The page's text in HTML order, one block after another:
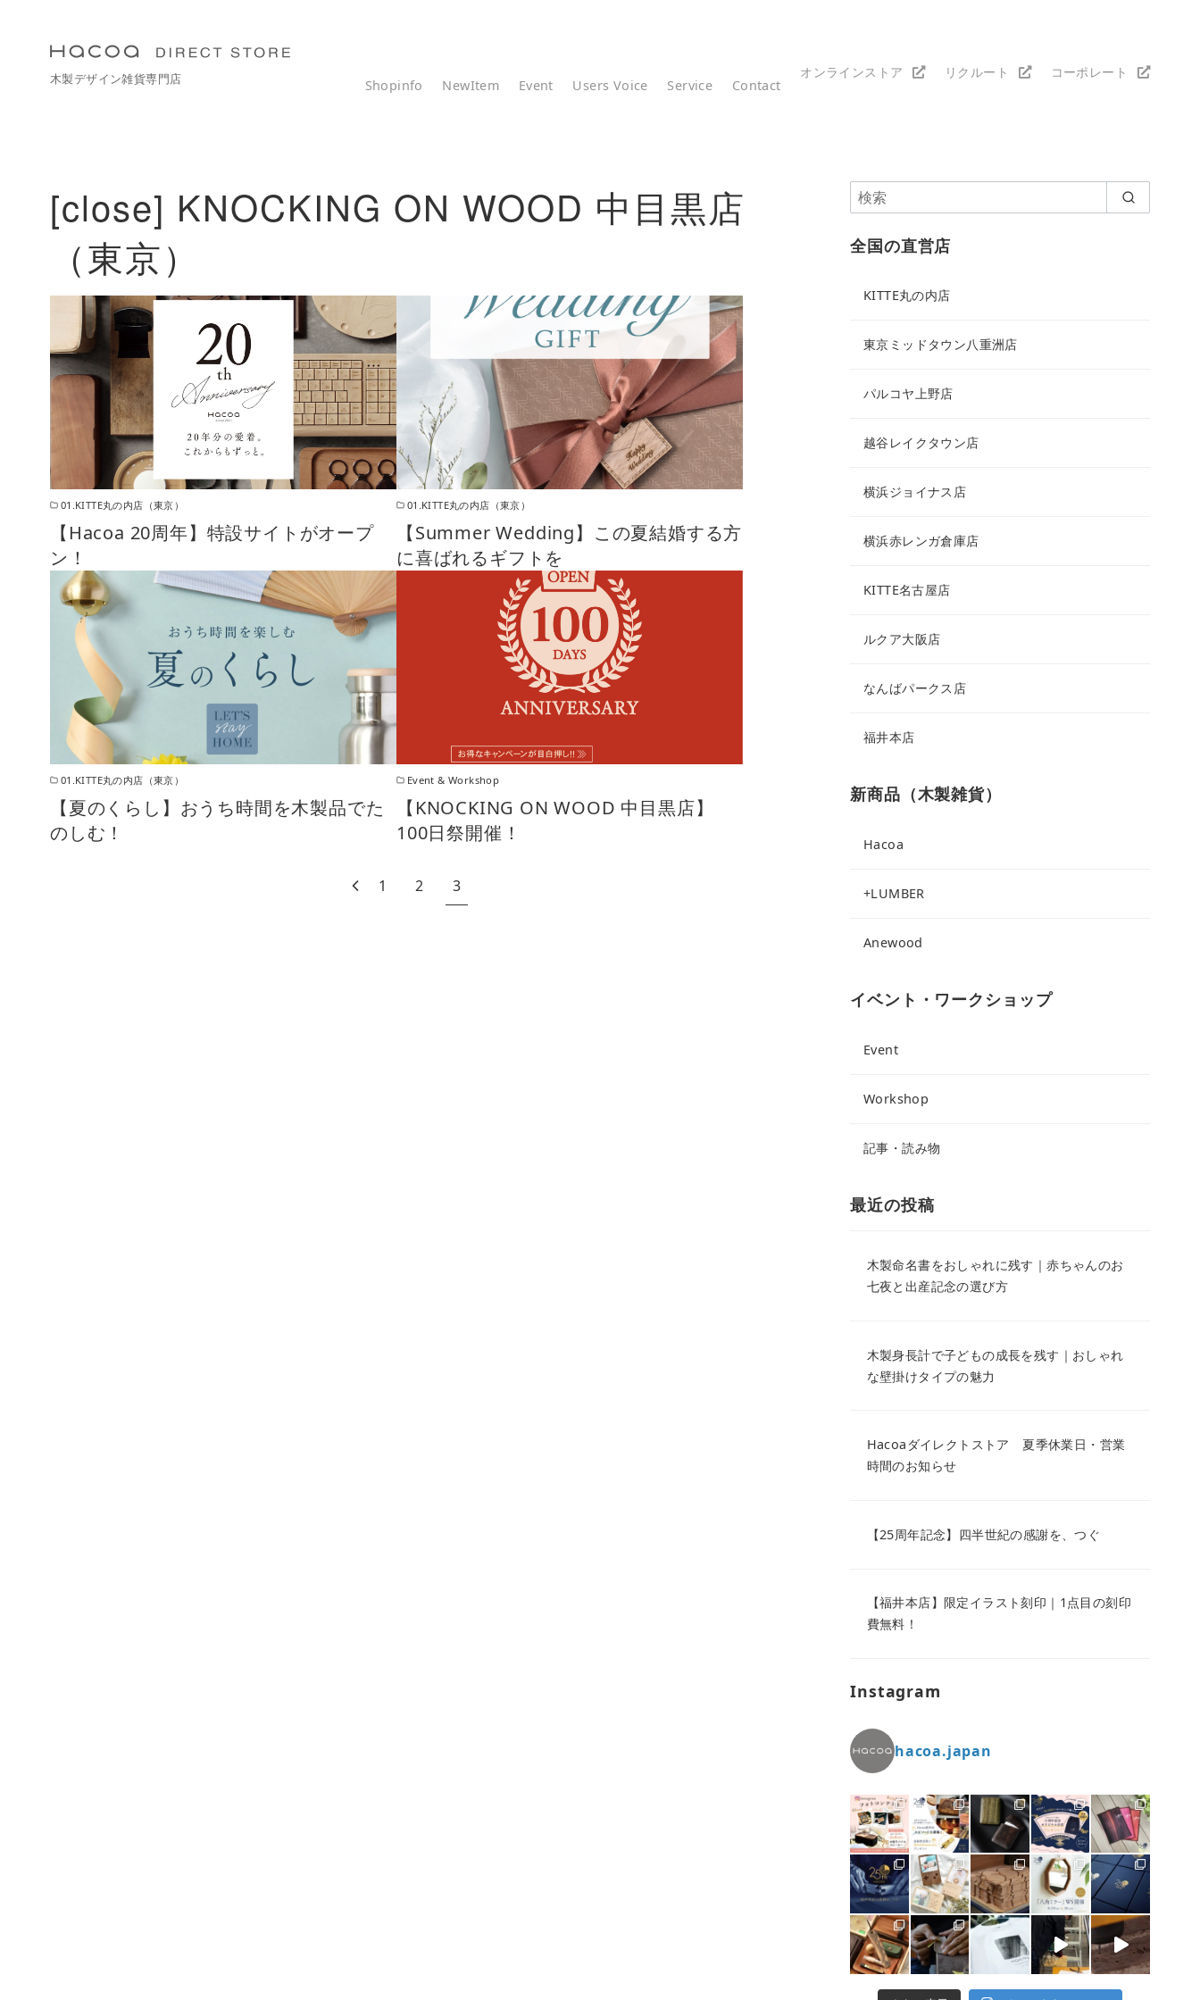
木製デザイン雑貨専門店 Shopinfo NewItem Event Users Voice Service Contact
オンラインストア リクルート コーポレート
[close] KNOCKING ON WOOD 中目黒店
（東京）
01.KITTE丸の内店（東京）
【Hacoa 20周年】特設サイトがオープ
ン！
01.KITTE丸の内店（東京）
【Summer Wedding】この夏結婚する方
に喜ばれるギフトを
01.KITTE丸の内店（東京）
【夏のくらし】おうち時間を木製品でた
のしむ！
Event & Workshop
【KNOCKING ON WOOD 中目黒店】
100日祭開催！
1 2 3
全国の直営店
KITTE丸の内店
東京ミッドタウン八重洲店
パルコヤ上野店
越谷レイクタウン店
横浜ジョイナス店
横浜赤レンガ倉庫店
KITTE名古屋店
ルクア大阪店
なんばパークス店
福井本店
新商品（木製雑貨）
Hacoa
+LUMBER
Anewood
イベント・ワークショップ
Event
Workshop
記事・読み物
最近の投稿
木製命名書をおしゃれに残す｜赤ちゃんのお
七夜と出産記念の選び方
木製身長計で子どもの成長を残す｜おしゃれ
な壁掛けタイプの魅力
Hacoaダイレクトストア 夏季休業日・営業
時間のお知らせ
【25周年記念】四半世紀の感謝を、つぐ
【福井本店】限定イラスト刻印｜1点目の刻印
費無料！
Instagram
hacoa.japan